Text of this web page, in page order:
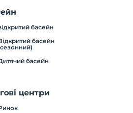
басейн
басейн
басейн
центри